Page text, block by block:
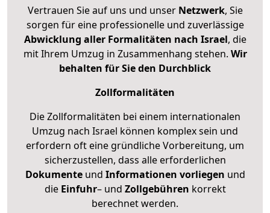
Vertrauen Sie auf uns und unser Netzwerk, Sie
sorgen für eine professionelle und zuverlässige
Abwicklung aller Formalitäten nach Israel, die
mit Ihrem Umzug in Zusammenhang stehen. Wir
behalten für Sie den Durchblick
Zollformalitäten
Die Zollformalitäten bei einem internationalen
Umzug nach Israel können komplex sein und
erfordern oft eine gründliche Vorbereitung, um
sicherzustellen, dass alle erforderlichen
Dokumenteund Informationen vorliegen und
die Einfuhr– und Zollgebühren korrekt
berechnet werden.